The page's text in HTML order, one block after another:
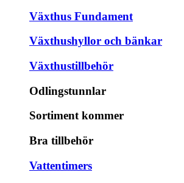
Växthus Fundament
Växthushyllor och bänkar
Växthustillbehör
Odlingstunnlar
Sortiment kommer
Bra tillbehör
Vattentimers